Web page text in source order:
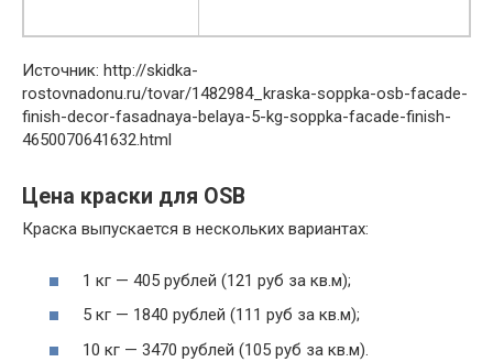
Источник: http://skidka-
rostovnadonu.ru/tovar/1482984_kraska-soppka-osb-facade-
finish-decor-fasadnaya-belaya-5-kg-soppka-facade-finish-
4650070641632.html
Цена краски для OSB
Краска выпускается в нескольких вариантах:
1 кг — 405 рублей (121 руб за кв.м);
5 кг — 1840 рублей (111 руб за кв.м);
10 кг — 3470 рублей (105 руб за кв.м).